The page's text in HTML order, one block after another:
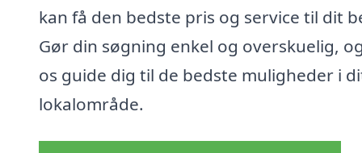
kan få den bedste pris og service til dit
Gør din søgning enkel og overskuelig,
os guide dig til de bedste muligheder i
lokalområde.